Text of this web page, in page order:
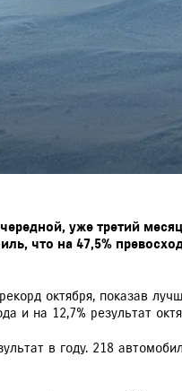
уже третий
что на 47,5%
октября, показав
и на 12,7% результат
в году. 218